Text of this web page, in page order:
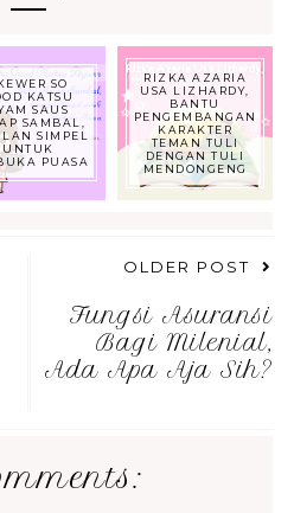
SO
KATSU
SAUS
SAMBAL,
SIMPEL
UNTUK
PUASA
RIZKA AZARIA
USA LIZHARDY,
BANTU
PENGEMBANGAN
KARAKTER
TEMAN TULI
DENGAN TULI
MENDONGENG
OLDER POST
Fungsi Asuransi
Bagi Milenial,
Ada Apa Aja Sih?